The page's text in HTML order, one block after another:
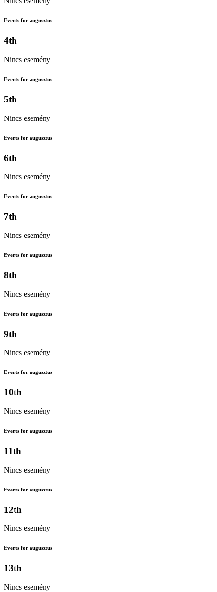
Events for augusztus
4th
Nincs esemény
Events for augusztus
5th
Nincs esemény
Events for augusztus
6th
Nincs esemény
Events for augusztus
7th
Nincs esemény
Events for augusztus
8th
Nincs esemény
Events for augusztus
9th
Nincs esemény
Events for augusztus
10th
Nincs esemény
Events for augusztus
11th
Nincs esemény
Events for augusztus
12th
Nincs esemény
Events for augusztus
13th
Nincs esemény